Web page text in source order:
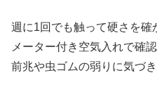
週に1回でも触って硬さを確
メーター付き空気入れで確
前兆や虫ゴムの弱りに気づ